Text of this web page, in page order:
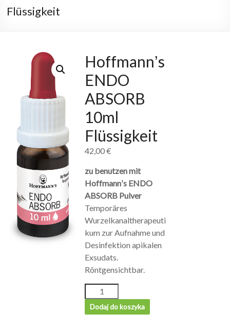
Flüssigkeit
Hoffmannʼs
ENDO
ABSORB
10ml
Flüssigkeit
42,00€
zu benutzen mit
Hoffmannʼs ENDO
ABSORB Pulver
Temporäres
Wurzelkanaltherapeuti
kum zur Aufnahme und
Desinfektion apikalen
Exsudats.
Röntgensichtbar.
Dodaj do koszyka